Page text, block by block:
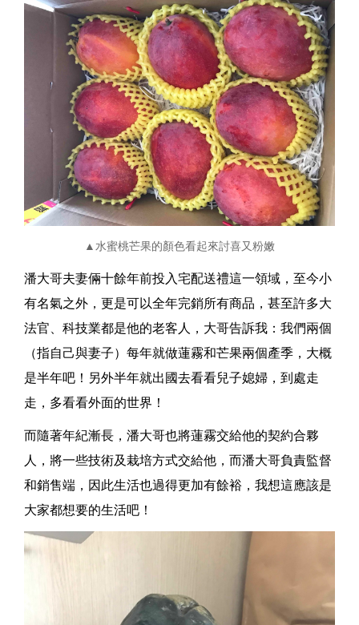
▲水蜜桃芒果的顏色看起來討喜又粉嫩
潘大哥夫妻倆十餘年前投入宅配送禮這一領域，至今小
有名氣之外，更是可以全年完銷所有商品，甚至許多大
法官、科技業都是他的老客人，大哥告訴我：我們兩個
（指自己與妻子）每年就做蓮霧和芒果兩個產季，大概
是半年吧！另外半年就出國去看看兒子媳婦，到處走
走，多看看外面的世界！
而隨著年紀漸長，潘大哥也將蓮霧交給他的契約合夥
人，將一些技術及栽培方式交給他，而潘大哥負責監督
和銷售端，因此生活也過得更加有餘裕，我想這應該是
大家都想要的生活吧！